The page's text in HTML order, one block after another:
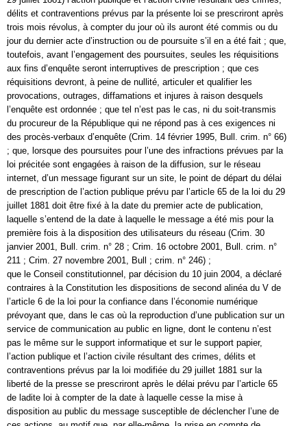
délits et contraventions prévus par la présente loi se prescriront après
trois mois révolus, à compter du jour où ils auront été commis ou du
jour du dernier acte d’instruction ou de poursuite s’il en a été fait ; que,
toutefois, avant l’engagement des poursuites, seules les réquisitions
aux fins d’enquête seront interruptives de prescription ; que ces
réquisitions devront, à peine de nullité, articuler et qualifier les
provocations, outrages, diffamations et injures à raison desquels
l’enquête est ordonnée ; que tel n’est pas le cas, ni du soit-transmis
du procureur de la République qui ne répond pas à ces exigences ni
des procès-verbaux d’enquête (Crim. 14 février 1995, Bull. crim. n° 66)
; que, lorsque des poursuites pour l’une des infractions prévues par la
loi précitée sont engagées à raison de la diffusion, sur le réseau
internet, d’un message figurant sur un site, le point de départ du délai
de prescription de l’action publique prévu par l’article 65 de la loi du 29
juillet 1881 doit être fixé à la date du premier acte de publication,
laquelle s’entend de la date à laquelle le message a été mis pour la
première fois à la disposition des utilisateurs du réseau (Crim. 30
janvier 2001, Bull. crim. n° 28 ; Crim. 16 octobre 2001, Bull. crim. n°
211 ; Crim. 27 novembre 2001, Bull ; crim. n° 246) ;
que le Conseil constitutionnel, par décision du 10 juin 2004, a déclaré
contraires à la Constitution les dispositions de second alinéa du V de
l’article 6 de la loi pour la confiance dans l’économie numérique
prévoyant que, dans le cas où la reproduction d’une publication sur un
service de communication au public en ligne, dont le contenu n’est
pas le même sur le support informatique et sur le support papier,
l’action publique et l’action civile résultant des crimes, délits et
contraventions prévus par la loi modifiée du 29 juillet 1881 sur la
liberté de la presse se prescriront après le délai prévu par l’article 65
de ladite loi à compter de la date à laquelle cesse la mise à
disposition au public du message susceptible de déclencher l’une de